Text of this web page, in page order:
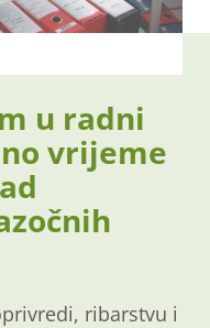
u radni
vrijeme
ribarstvu i